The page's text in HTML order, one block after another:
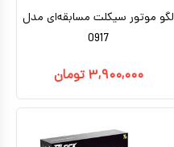
لگو موتور سیکلت مسابقه‌ای مدل
0917
۳,۹۰۰,۰۰۰ تومان